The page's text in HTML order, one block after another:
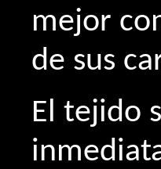
mejor
de sus
El tejido